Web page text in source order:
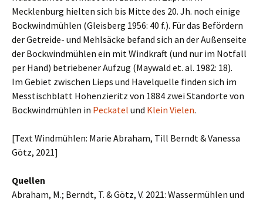
Mecklenburg hielten sich bis Mitte des 20. Jh. noch einige
Bockwindmühlen (Gleisberg 1956: 40 f.). Für das Befördern
der Getreide- und Mehlsäcke befand sich an der Außenseite
der Bockwindmühlen ein mit Windkraft (und nur im Notfall
per Hand) betriebener Aufzug (Maywald et. al. 1982: 18).
Im Gebiet zwischen Lieps und Havelquelle finden sich im
Messtischblatt Hohenzieritz von 1884 zwei Standorte von
Bockwindmühlen in Peckatel und Klein Vielen.
[Text Windmühlen: Marie Abraham, Till Berndt & Vanessa
Götz, 2021]
Quellen
Abraham, M.; Berndt, T. & Götz, V. 2021: Wassermühlen und